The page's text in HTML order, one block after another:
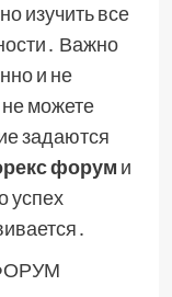
изучить все
Важно
и не
можете
задаются
форум и
успех